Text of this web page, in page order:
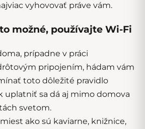
vyhovovať práve vám.
možné, používajte Wi-Fi
prípadne v práci
pripojením, hádam vám
toto dôležité pravidlo
uplatniť sa dá aj mimo domova
svetom.
ako sú kaviarne, knižnice,